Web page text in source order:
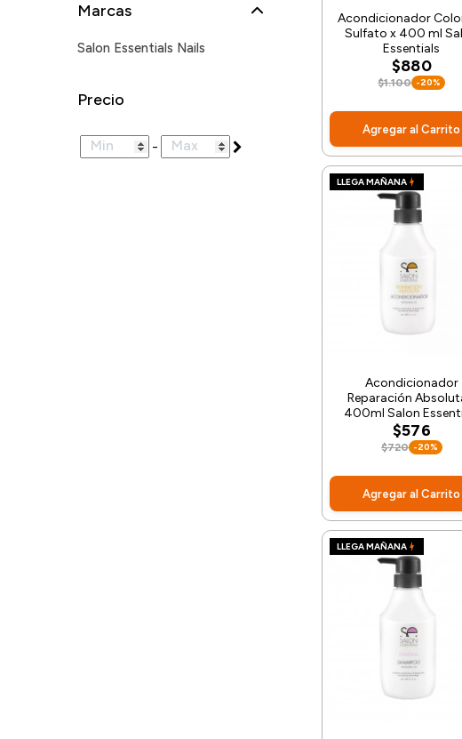
Marcas
Salon Essentials Nails
Precio
-
Acondicionador
Sulfato x 400 ml
Essentials
$880
$1.100 -20%
Agregar al Carrito
LLEGA MAÑANA
Acondicionador
Reparación
400ml Salon
$576
$720 -20%
Agregar al Carrito
LLEGA MAÑANA